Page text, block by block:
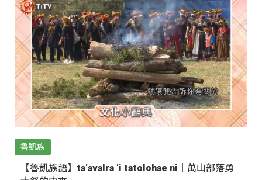
魯凱族
【魯凱族語】ta‘avalra ‘i tatolohae ni｜萬山部落勇